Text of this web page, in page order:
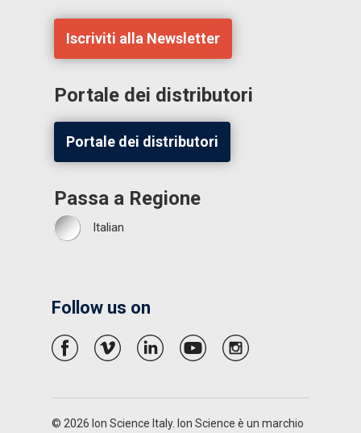
Iscriviti alla Newsletter
Portale dei distributori
Portale dei distributori
Passa a Regione
Italian
Follow us on
© 2026 Ion Science Italy. Ion Science è un marchio